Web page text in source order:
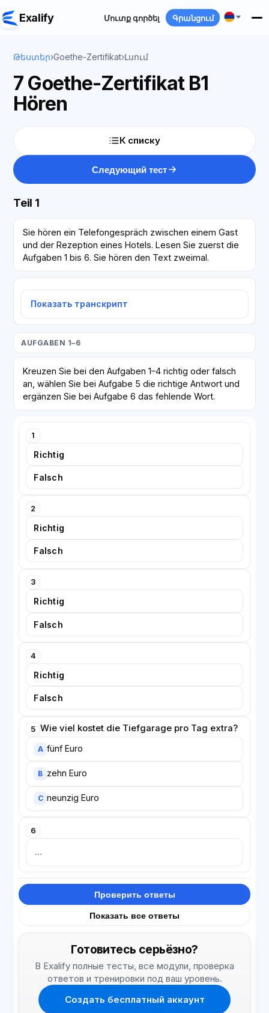
Exalify Մուտք գործել Գրանցում
Թեստեր›Goethe-Zertifikat›Լսում
7 Goethe-Zertifikat B1
Hören
К списку
Следующий тест
Teil 1
Sie hören ein Telefongespräch zwischen einem Gast
und der Rezeption eines Hotels. Lesen Sie zuerst die
Aufgaben 1 bis 6. Sie hören den Text zweimal.
Показать транскрипт
AUFGABEN 1–6
Kreuzen Sie bei den Aufgaben 1–4 richtig oder falsch
an, wählen Sie bei Aufgabe 5 die richtige Antwort und
ergänzen Sie bei Aufgabe 6 das fehlende Wort.
1
Richtig
Falsch
2
Richtig
Falsch
3
Richtig
Falsch
4
Richtig
Falsch
5 Wie viel kostet die Tiefgarage pro Tag extra?
A fünf Euro
B zehn Euro
C neunzig Euro
6
Проверить ответы
Показать все ответы
Готовитесь серьёзно?
В Exalify полные тесты, все модули, проверка
ответов и тренировки под ваш уровень.
Создать бесплатный аккаунт